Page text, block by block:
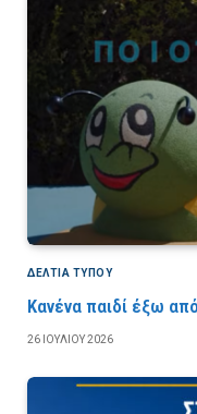
ΔΕΛΤΙΑ ΤΥΠΟΥ
Κανένα παιδί έξω
26 ΙΟΥΛΊΟΥ 2026